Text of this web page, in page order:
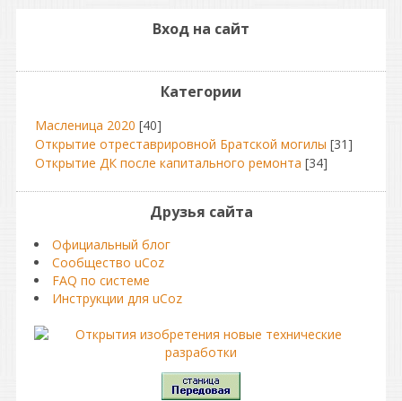
Вход на сайт
Категории
Масленица 2020 [40]
Открытие отреставрировной Братской могилы [31]
Открытие ДК после капитального ремонта [34]
Друзья сайта
Официальный блог
Сообщество uCoz
FAQ по системе
Инструкции для uCoz